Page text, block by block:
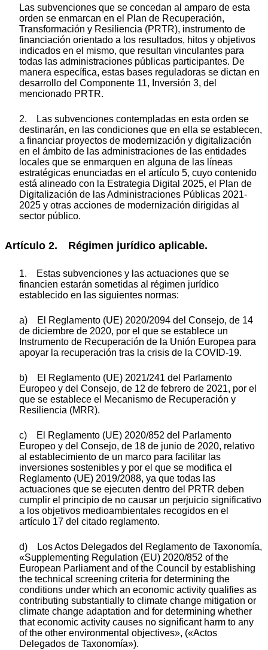
Las subvenciones que se concedan al amparo de esta
orden se enmarcan en el Plan de Recuperación,
Transformación y Resiliencia (PRTR), instrumento de
financiación orientado a los resultados, hitos y objetivos
indicados en el mismo, que resultan vinculantes para
todas las administraciones públicas participantes. De
manera específica, estas bases reguladoras se dictan en
desarrollo del Componente 11, Inversión 3, del
mencionado PRTR.
2. Las subvenciones contempladas en esta orden se
destinarán, en las condiciones que en ella se establecen,
a financiar proyectos de modernización y digitalización
en el ámbito de las administraciones de las entidades
locales que se enmarquen en alguna de las líneas
estratégicas enunciadas en el artículo 5, cuyo contenido
está alineado con la Estrategia Digital 2025, el Plan de
Digitalización de las Administraciones Públicas 2021-
2025 y otras acciones de modernización dirigidas al
sector público.
Artículo 2. Régimen jurídico aplicable.
1. Estas subvenciones y las actuaciones que se
financien estarán sometidas al régimen jurídico
establecido en las siguientes normas:
a) El Reglamento (UE) 2020/2094 del Consejo, de 14
de diciembre de 2020, por el que se establece un
Instrumento de Recuperación de la Unión Europea para
apoyar la recuperación tras la crisis de la COVID-19.
b) El Reglamento (UE) 2021/241 del Parlamento
Europeo y del Consejo, de 12 de febrero de 2021, por el
que se establece el Mecanismo de Recuperación y
Resiliencia (MRR).
c) El Reglamento (UE) 2020/852 del Parlamento
Europeo y del Consejo, de 18 de junio de 2020, relativo
al establecimiento de un marco para facilitar las
inversiones sostenibles y por el que se modifica el
Reglamento (UE) 2019/2088, ya que todas las
actuaciones que se ejecuten dentro del PRTR deben
cumplir el principio de no causar un perjuicio significativo
a los objetivos medioambientales recogidos en el
artículo 17 del citado reglamento.
d) Los Actos Delegados del Reglamento de Taxonomía,
«Supplementing Regulation (EU) 2020/852 of the
European Parliament and of the Council by establishing
the technical screening criteria for determining the
conditions under which an economic activity qualifies as
contributing substantially to climate change mitigation or
climate change adaptation and for determining whether
that economic activity causes no significant harm to any
of the other environmental objectives», («Actos
Delegados de Taxonomía»).